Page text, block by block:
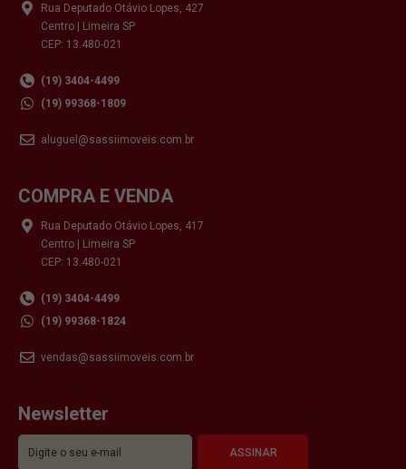
Rua Deputado Otávio Lopes, 427
Centro | Limeira SP
CEP: 13.480-021
(19) 3404-4499
(19) 99368-1809
aluguel@sassiimoveis.com.br
COMPRA E VENDA
Rua Deputado Otávio Lopes, 417
Centro | Limeira SP
CEP: 13.480-021
(19) 3404-4499
(19) 99368-1824
vendas@sassiimoveis.com.br
Newsletter